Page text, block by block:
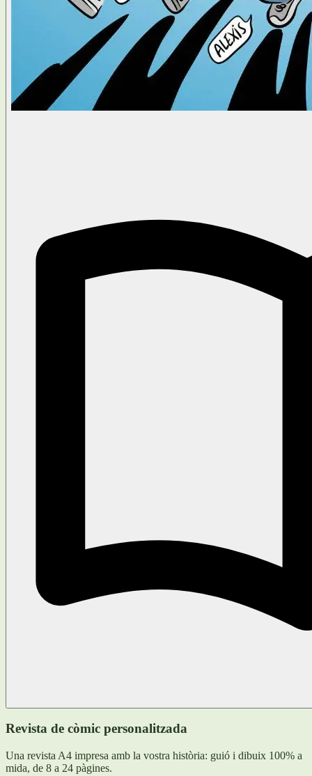
Revista de còmic personalitzada
Una revista A4 impresa amb la vostra història: guió i dibuix 100% a
mida, de 8 a 24 pàgines.